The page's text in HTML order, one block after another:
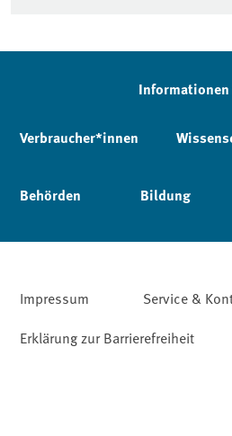
Verbraucher*innen
Behörden Bildung
Impressum Service &
Erklärung zur Barrierefreiheit